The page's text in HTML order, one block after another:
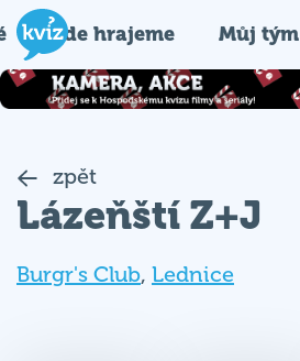
Kde hrajeme Můj tým
zpět
Lázeňští Z+J
Burgr's Club, Lednice